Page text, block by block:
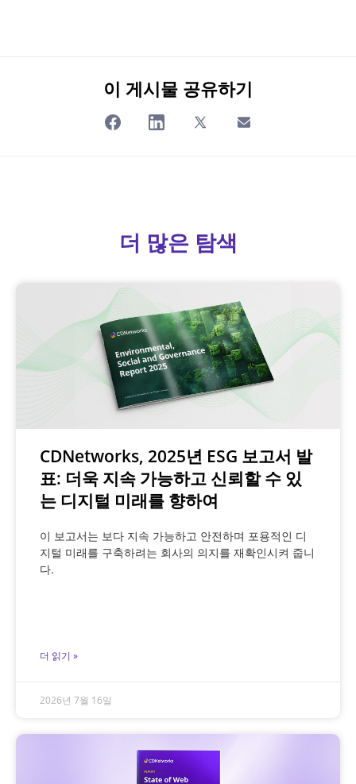
이 게시물 공유하기
더 많은 탐색
CDNetworks, 2025년 ESG 보고서 발
표: 더욱 지속 가능하고 신뢰할 수 있
는 디지털 미래를 향하여
이 보고서는 보다 지속 가능하고 안전하며 포용적인 디
지털 미래를 구축하려는 회사의 의지를 재확인시켜 줍니
다.
더 읽기 »
2026년 7월 16일